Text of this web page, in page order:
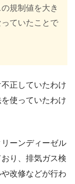
規制値を大き
ていたことで
正していたわけ
使っていたわけ
ーンディーゼル
り、排気ガス検
改修などが行わ